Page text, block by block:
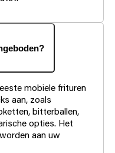
mobiele frituren
aan, zoals
bitterballen,
opties. Het
aan uw